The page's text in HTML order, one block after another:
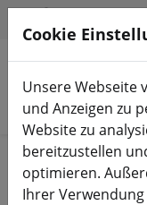
Produkte suchen
Start Bauteile
Cookie
Unsere Webseite
und Anzeigen zu
Website zu
bereitzustellen
optimieren.
Ihrer